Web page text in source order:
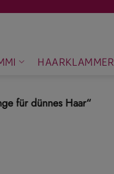
HAARKLAMMER
für dünnes Haar“